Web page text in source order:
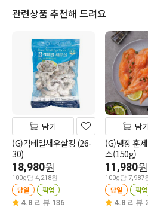
관련상품 추천해 드려요
담기
(G)칵테일새우살킹 (26-
30)
18,980원
100g당 4,218원
당일 픽업
4.8 리뷰 136
담기
(G)냉장 훈
스(150g)
11,980원
100g당 7,987
당일 픽업
4.8 리뷰